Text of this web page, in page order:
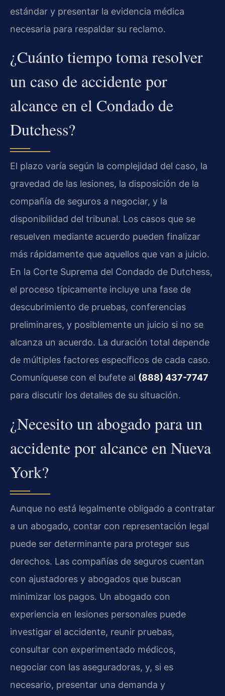
estándar y presentar la evidencia médica
necesaria para respaldar su reclamo.
¿Cuánto tiempo toma resolver
un caso de accidente por
alcance en el Condado de
Dutchess?
El plazo varía según la complejidad del caso, la
gravedad de las lesiones, la disposición de la
compañía de seguros a negociar, y la
disponibilidad del tribunal. Los casos que se
resuelven mediante acuerdo pueden finalizar
más rápidamente que aquellos que van a juicio.
En la Corte Suprema del Condado de Dutchess,
el proceso típicamente incluye una fase de
descubrimiento de pruebas, conferencias
preliminares, y posiblemente un juicio si no se
alcanza un acuerdo. La duración total depende
de múltiples factores específicos de cada caso.
Comuníquese con el bufete al (888) 437-7747
para discutir los detalles de su situación.
¿Necesito un abogado para un
accidente por alcance en Nueva
York?
Aunque no está legalmente obligado a contratar
a un abogado, contar con representación legal
puede ser determinante para proteger sus
derechos. Las compañías de seguros cuentan
con ajustadores y abogados que buscan
minimizar los pagos. Un abogado con
experiencia en lesiones personales puede
investigar el accidente, reunir pruebas,
consultar con experimentado médicos,
negociar con las aseguradoras, y, si es
necesario, presentar una demanda y